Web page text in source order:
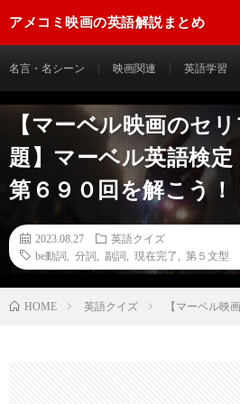
アメコミ映画の英語解説まとめ
名言・名シーン 映画関連 英語学習
【マーベル映画のセ
題】マーベル英語検定
第６９０回を解こう！
2023.08.27
英語クイズ
be動詞
分詞 副詞 現在完了 第５文型
HOME 英語クイズ 【マーベル映